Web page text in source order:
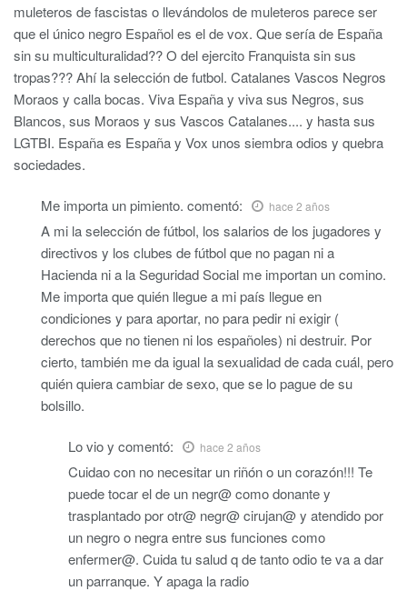
muleteros de fascistas o llevándolos de muleteros parece ser
que el único negro Español es el de vox. Que sería de España
sin su multiculturalidad?? O del ejercito Franquista sin sus
tropas??? Ahí la selección de futbol. Catalanes Vascos Negros
Moraos y calla bocas. Viva España y viva sus Negros, sus
Blancos, sus Moraos y sus Vascos Catalanes.... y hasta sus
LGTBI. España es España y Vox unos siembra odios y quebra
sociedades.
Me importa un pimiento. comentó: hace 2 años
A mi la selección de fútbol, los salarios de los jugadores y
directivos y los clubes de fútbol que no pagan ni a
Hacienda ni a la Seguridad Social me importan un comino.
Me importa que quién llegue a mi país llegue en
condiciones y para aportar, no para pedir ni exigir (
derechos que no tienen ni los españoles) ni destruir. Por
cierto, también me da igual la sexualidad de cada cuál, pero
quién quiera cambiar de sexo, que se lo pague de su
bolsillo.
Lo vio y comentó: hace 2 años
Cuidao con no necesitar un riñón o un corazón!!! Te
puede tocar el de un negr@ como donante y
trasplantado por otr@ negr@ cirujan@ y atendido por
un negro o negra entre sus funciones como
enfermer@. Cuida tu salud q de tanto odio te va a dar
un parranque. Y apaga la radio